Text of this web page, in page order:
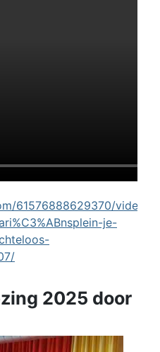
61576888629370/videos/
je-
2025 door